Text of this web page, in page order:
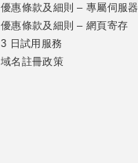
優惠條款及細則 – 專屬伺服器
優惠條款及細則 – 網頁寄存
3 日試用服務
域名註冊政策